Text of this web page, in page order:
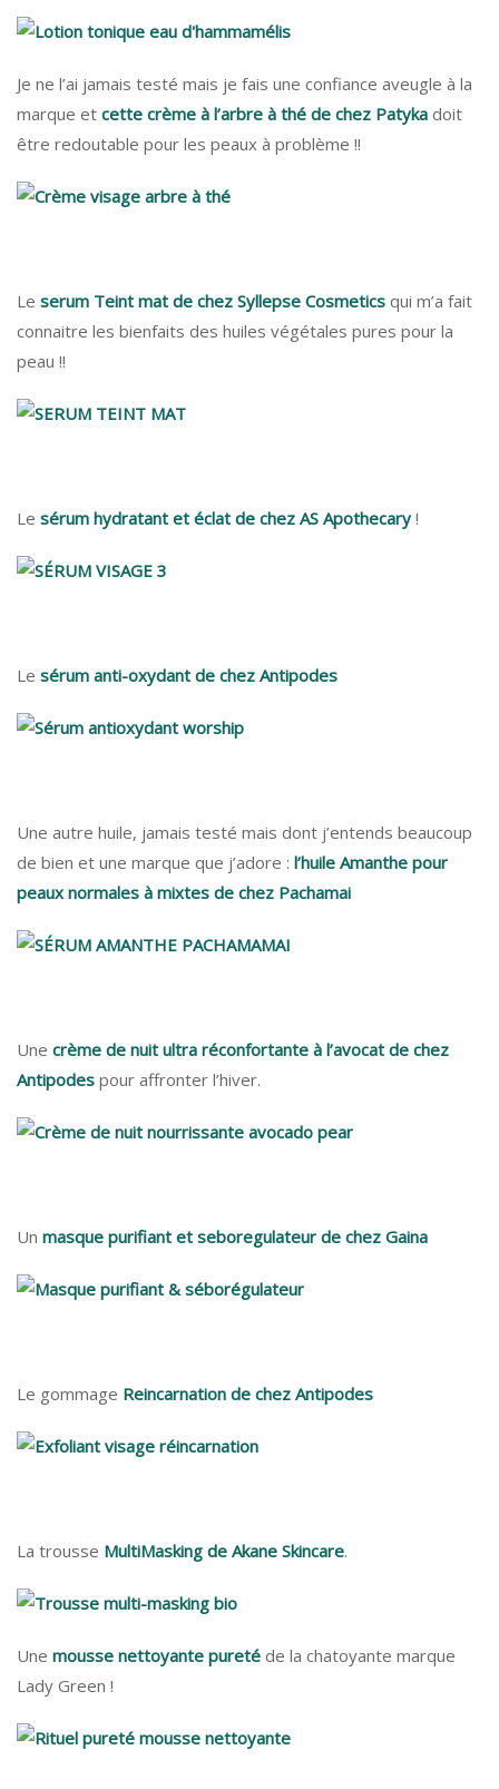
Je ne l’ai jamais testé mais je fais une confiance aveugle à la
marque et cette crème à l’arbre à thé de chez Patyka doit
être redoutable pour les peaux à problème !!
Le serum Teint mat de chez Syllepse Cosmetics qui m’a fait
connaitre les bienfaits des huiles végétales pures pour la
peau !!
Le sérum hydratant et éclat de chez AS Apothecary!
Le sérum anti-oxydant de chez Antipodes
Une autre huile, jamais testé mais dont j’entends beaucoup
de bien et une marque que j’adore : l’huile Amanthe pour
peaux normales à mixtes de chez Pachamai
Une crème de nuit ultra réconfortante à l’avocat de chez
Antipodes pour affronter l’hiver.
Un masque purifiant et seboregulateur de chez Gaina
Le gommage Reincarnation de chez Antipodes
La trousse MultiMasking de Akane Skincare.
Une mousse nettoyante pureté de la chatoyante marque
Lady Green !